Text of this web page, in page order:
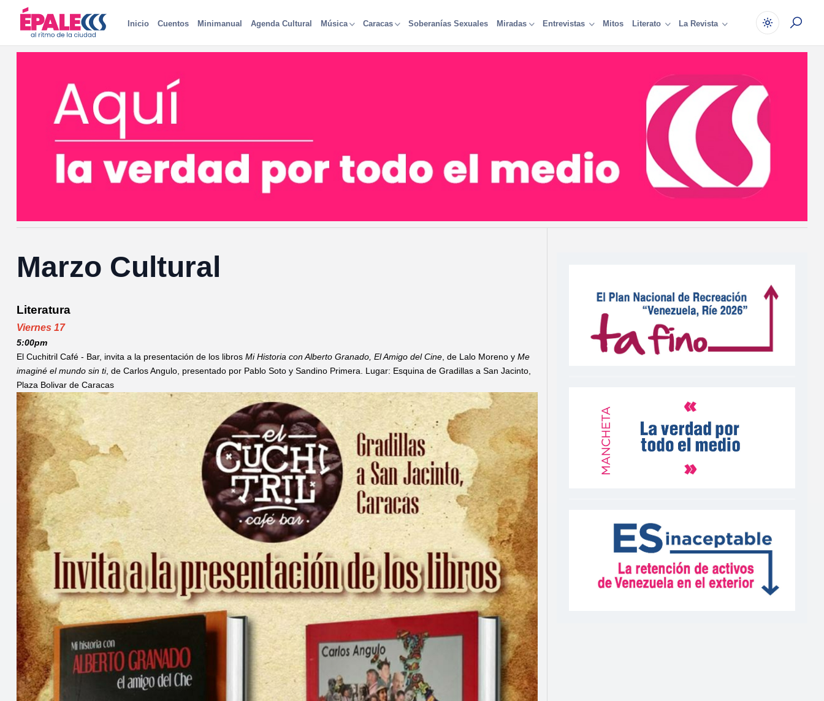
Inicio Cuentos Minimanual Agenda Cultural Música Caracas Soberanías Sexuales Miradas Entrevistas Mitos Literato La Revista
Marzo Cultural
Literatura
Viernes 17
5:00pm
El Cuchitril Café - Bar, invita a la presentación de los libros Mi Historia con Alberto Granado, El Amigo del Cine , de Lalo Moreno y Me
imaginé el mundo sin ti, de Carlos Angulo, presentado por Pablo Soto y Sandino Primera. Lugar: Esquina de Gradillas a San Jacinto,
Plaza Bolivar de Caracas